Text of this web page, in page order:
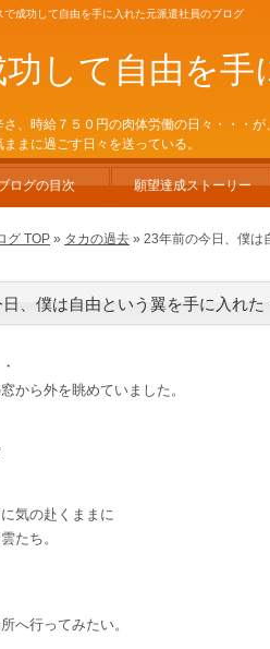
成功して自由を手に入れた元派遣社員のブログ
、僕は自由という翼を手に入れた
から外を眺めていました。
気の赴くままに
たち。
へ行ってみたい。
グ TOP » タカの過去 » 23年前の今日、僕は
して自由を
、時給７５０円の肉体労働の日々・・・
まに過ごす日々を送っている。
ログの目次 願望達成ストーリー